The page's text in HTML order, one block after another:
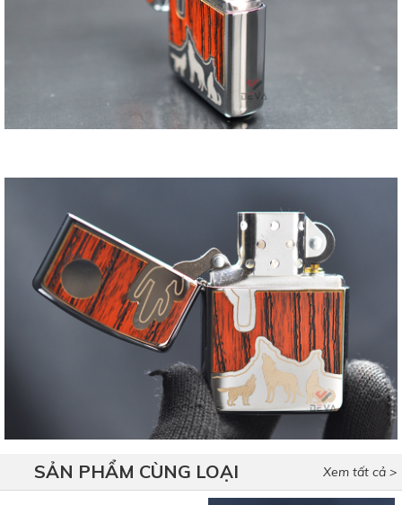
Xem tất cả >
SẢN PHẨM CÙNG LOẠI